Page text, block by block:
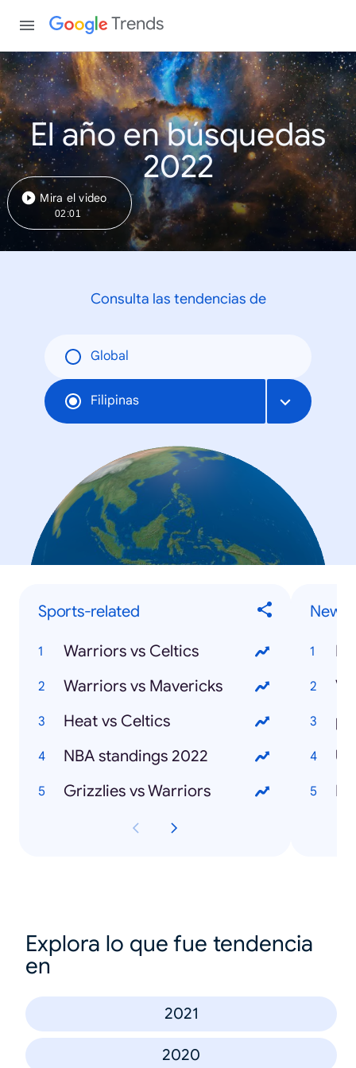
Trends
El año en búsquedas
2022
Mira el video
02:01
Consulta las tendencias de
Global
Filipinas
Sports-related
Warriors vs Celtics
Warriors vs Mavericks
Heat vs Celtics
NBA standings 2022
Grizzlies vs Warriors
News
Explora lo que fue tendencia
en
2021
2020